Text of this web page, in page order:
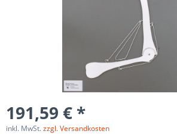
191,59 € *
inkl. MwSt.zzgl. Versandkosten